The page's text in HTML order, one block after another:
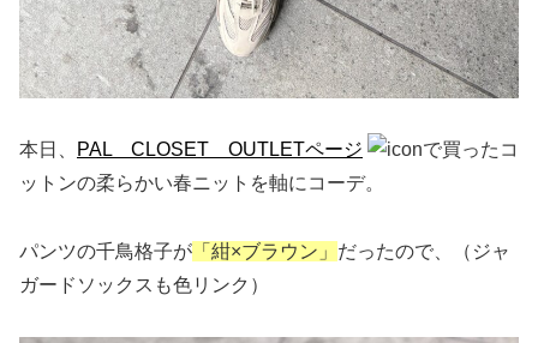
本日、 PAL CLOSET OUTLETページ
で買ったコ
ットンの柔らかい春ニットを軸にコーデ。
パンツの千鳥格子が 「紺×ブラウン」 だったので、（ジャ
ガードソックスも色リンク）